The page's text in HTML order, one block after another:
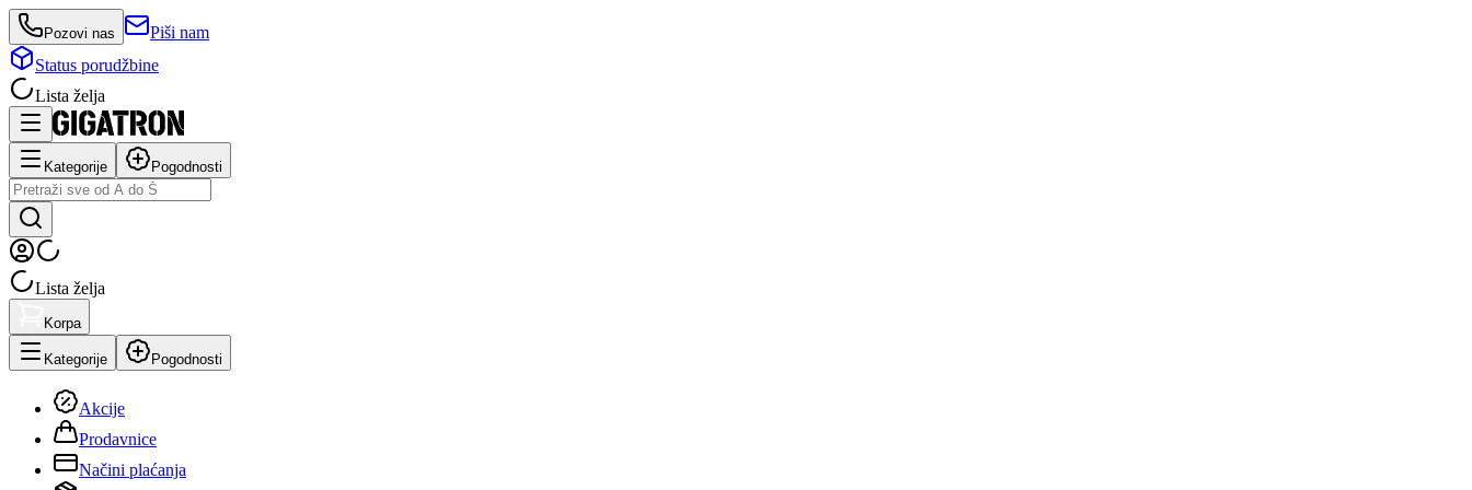
Pozovi nas
Piši nam
Status porudžbine
Lista želja
Kategorije Pogodnosti
Lista želja
Korpa
Kategorije Pogodnosti
Akcije
Prodavnice
Načini plaćanja